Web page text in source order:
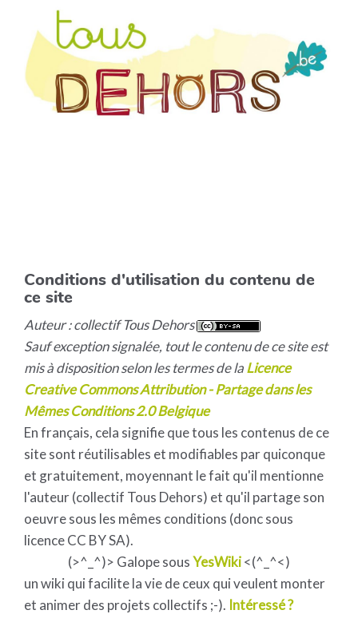
Conditions d'utilisation du contenu de
ce site
Auteur : collectif Tous Dehors
Sauf exception signalée, tout le contenu de ce site est
mis à disposition selon les termes de laLicence
Creative Commons Attribution - Partage dans les
Mêmes Conditions 2.0 Belgique
En français, cela signifie que tous les contenus de ce
site sont réutilisables et modifiables par quiconque
et gratuitement, moyennant le fait qu'il mentionne
l'auteur (collectif Tous Dehors) et qu'il partage son
oeuvre sous les mêmes conditions (donc sous
licence CC BY SA).
(>^_^)> Galope sousYesWiki<(^_^<)
un wiki qui facilite la vie de ceux qui veulent monter
et animer des projets collectifs ;-). Intéressé ?